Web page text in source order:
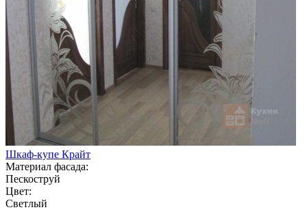
Шкаф-купе Крайт
Материал фасада:
Пескоструй
Цвет:
Светлый